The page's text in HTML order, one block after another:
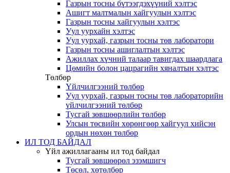
Газрын тосны бүтээгдэхүүний хэлтэс
Ашигт малтмалын хайгуулын хэлтэс
Газрын тосны хайгуулын хэлтэс
Уул уурхайн хэлтэс
Уул уурхай, газрын тосны төв лаборатори
Газрын тосны ашиглалтын хэлтэс
Ажиллах хүчний талаар тавигдах шаардлага
Цөмийн болон цацрагийн хяналтын хэлтэс
Төлбөр
Үйлчилгээний төлбөр
Уул уурхай, газрын тосны төв лабораторийн
үйлчилгээний төлбөр
Тусгай зөвшөөрлийн төлбөр
Улсын төсвийн хөрөнгөөр хайгуул хийсэн
ордын нөхөн төлбөр
ИЛ ТОД БАЙДАЛ
Үйл ажиллагааны ил тод байдал
Тусгай зөвшөөрөл эзэмшигч
Төсөл, хөтөлбөр